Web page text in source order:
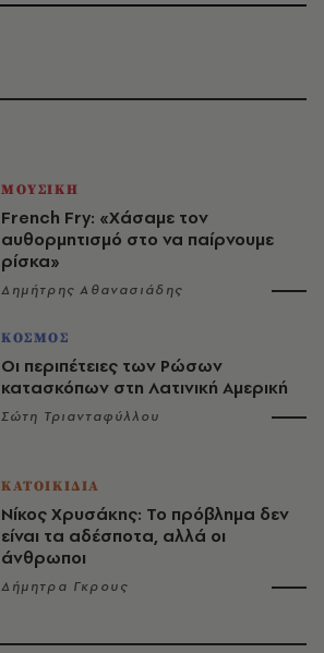
ΜΟΥΣΙΚΗ
French Fry: «Χάσαμε τον
αυθορμητισμό στο να παίρνουμε
ρίσκα»
Δημήτρης Αθανασιάδης
ΚΟΣΜΟΣ
Οι περιπέτειες των Ρώσων
κατασκόπων στη Λατινική Αμερική
Σώτη Τριανταφύλλου
ΚΑΤΟΙΚΙΔΙΑ
Νίκος Χρυσάκης: Το πρόβλημα δεν
είναι τα αδέσποτα, αλλά οι
άνθρωποι
Δήμητρα Γκρους